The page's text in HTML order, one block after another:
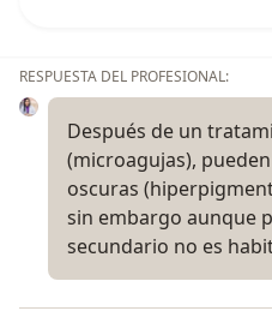
RESPUESTA DEL PROFESIONAL:
Después de un
(microagujas),
oscuras
sin embargo aunque
secundario no es